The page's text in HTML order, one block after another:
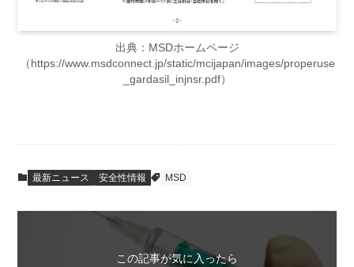
出典：MSDホームページ
（https://www.msdconnect.jp/static/mcijapan/images/properuse
_gardasil_injnsr.pdf）
最新ニュース 安全性情報 MSD
この記事が気に入ったら